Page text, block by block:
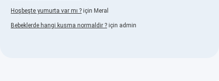
Hoşbeşte yumurta var mı ? için Meral
Bebeklerde hangi kusma normaldir ? için admin